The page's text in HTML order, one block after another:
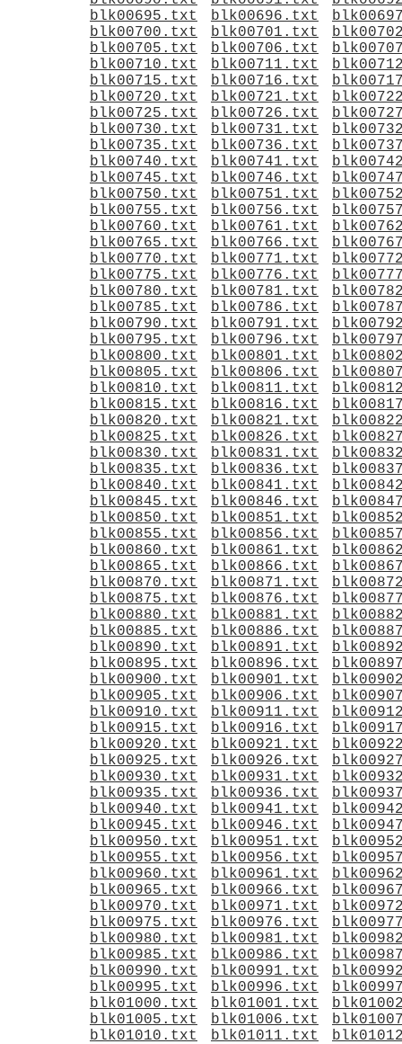
blk00695.txt
blk00696.txt
blk00700.txt
blk00701.txt
blk00705.txt
blk00706.txt
blk00710.txt
blk00711.txt
blk00715.txt
blk00716.txt
blk00720.txt
blk00721.txt
blk00725.txt
blk00726.txt
blk00730.txt
blk00731.txt
blk00735.txt
blk00736.txt
blk00740.txt
blk00741.txt
blk00745.txt
blk00746.txt
blk00750.txt
blk00751.txt
blk00755.txt
blk00756.txt
blk00760.txt
blk00761.txt
blk00765.txt
blk00766.txt
blk00770.txt
blk00771.txt
blk00775.txt
blk00776.txt
blk00780.txt
blk00781.txt
blk00785.txt
blk00786.txt
blk00790.txt
blk00791.txt
blk00795.txt
blk00796.txt
blk00800.txt
blk00801.txt
blk00805.txt
blk00806.txt
blk00810.txt
blk00811.txt
blk00815.txt
blk00816.txt
blk00820.txt
blk00821.txt
blk00825.txt
blk00826.txt
blk00830.txt
blk00831.txt
blk00835.txt
blk00836.txt
blk00840.txt
blk00841.txt
blk00845.txt
blk00846.txt
blk00850.txt
blk00851.txt
blk00855.txt
blk00856.txt
blk00860.txt
blk00861.txt
blk00865.txt
blk00866.txt
blk00870.txt
blk00871.txt
blk00875.txt
blk00876.txt
blk00880.txt
blk00881.txt
blk00885.txt
blk00886.txt
blk00890.txt
blk00891.txt
blk00895.txt
blk00896.txt
blk00900.txt
blk00901.txt
blk00905.txt
blk00906.txt
blk00910.txt
blk00911.txt
blk00915.txt
blk00916.txt
blk00920.txt
blk00921.txt
blk00925.txt
blk00926.txt
blk00930.txt
blk00931.txt
blk00935.txt
blk00936.txt
blk00940.txt
blk00941.txt
blk00945.txt
blk00946.txt
blk00950.txt
blk00951.txt
blk00955.txt
blk00956.txt
blk00960.txt
blk00961.txt
blk00965.txt
blk00966.txt
blk00970.txt
blk00971.txt
blk00975.txt
blk00976.txt
blk00980.txt
blk00981.txt
blk00985.txt
blk00986.txt
blk00990.txt
blk00991.txt
blk00995.txt
blk00996.txt
blk01000.txt
blk01001.txt
blk01005.txt
blk01006.txt
blk01010.txt
blk01011.txt